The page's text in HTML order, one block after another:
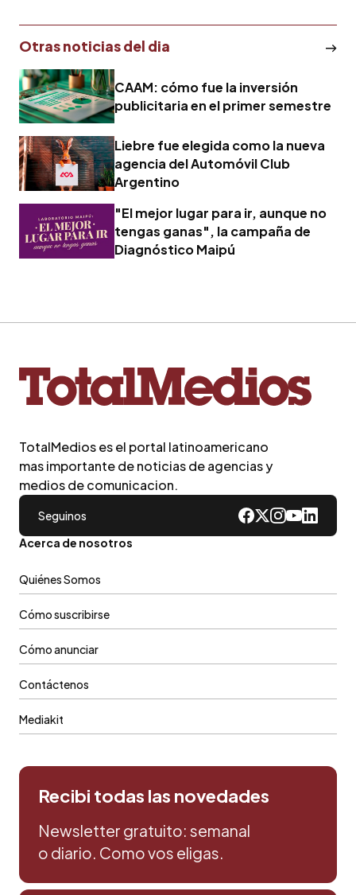
Otras noticias del dia
CAAM: cómo fue la inversión
publicitaria en el primer semestre
Liebre fue elegida como la nueva
agencia del Automóvil Club
Argentino
"El mejor lugar para ir, aunque no
tengas ganas", la campaña de
Diagnóstico Maipú
TotalMedios es el portal latinoamericano
mas importante de noticias de agencias y
medios de comunicacion.
Seguinos
Acerca de nosotros
Quiénes Somos
Cómo suscribirse
Cómo anunciar
Contáctenos
Mediakit
Recibi todas las novedades
Newsletter gratuito: semanal
o diario. Como vos eligas.